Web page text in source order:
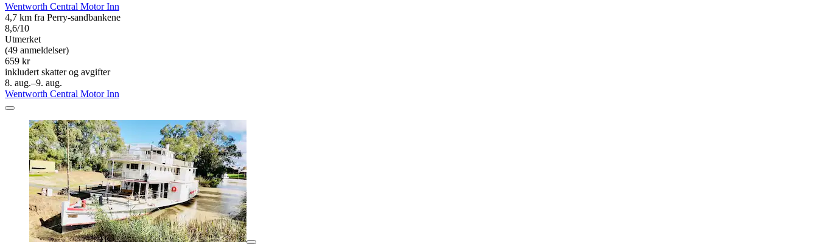
Wentworth Central Motor Inn
4,7 km fra Perry-sandbankene
8,6/10
Utmerket
(49 anmeldelser)
659 kr
inkludert skatter og avgifter
8. aug.–9. aug.
Wentworth Central Motor Inn